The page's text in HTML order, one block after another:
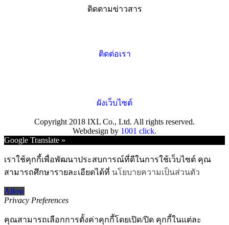
ติดตามข่าวสาร
ติดต่อเรา
ผังเว็บไซต์
Copyright 2018 IXL Co., Ltd. All rights reserved.
Webdesign by 1001 click.
Go
Top
Google Translate »
เราใช้คุกกี้เพื่อพัฒนาประสบการณ์ที่ดีในการใช้เว็บไซต์ คุณ
สามารถศึกษารายละเอียดได้ที่ นโยบายความเป็นส่วนตัว
Allow
Privacy Preferences
คุณสามารถเลือกการตั้งค่าคุกกี้โดยเปิด/ปิด คุกกี้ในแต่ละ